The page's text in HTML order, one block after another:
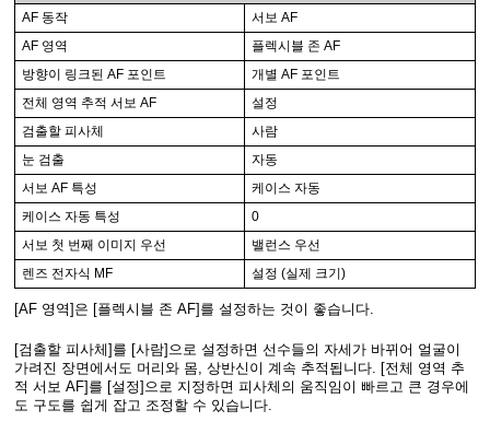
AF 동작 서보 AF
AF 영역 플렉시블 존 AF
방향이 링크된 AF 포인트 개별 AF 포인트
전체 영역 추적 서보 AF 설정
검출할 피사체 사람
눈 검출 자동
서보 AF 특성 케이스 자동
케이스 자동 특성 0
서보 첫 번째 이미지 우선 밸런스 우선
렌즈 전자식 MF 설정 (실제 크기)
[AF 영역]은 [플렉시블 존 AF]를 설정하는 것이 좋습니다.
[검출할 피사체]를 [사람]으로 설정하면 선수들의 자세가 바뀌어 얼굴이
가려진 장면에서도 머리와 몸, 상반신이 계속 추적됩니다. [전체 영역 추
적 서보 AF]를 [설정]으로 지정하면 피사체의 움직임이 빠르고 큰 경우에
도 구도를 쉽게 잡고 조정할 수 있습니다.